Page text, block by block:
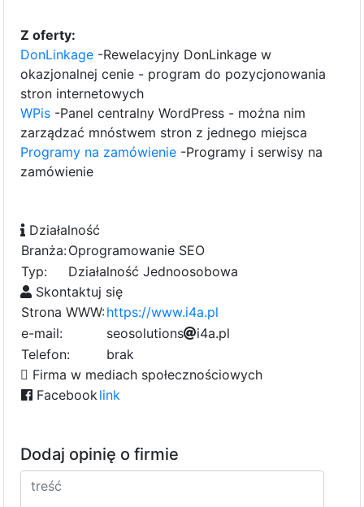
Z oferty:
DonLinkage -Rewelacyjny DonLinkage w
okazjonalnej cenie - program do pozycjonowania
stron internetowych
WPis -Panel centralny WordPress - można nim
zarządzać mnóstwem stron z jednego miejsca
Programy na zamówienie -Programy i serwisy na
zamówienie
Działalność
Branża:Oprogramowanie SEO
Typ:
Działalność Jednoosobowa
Skontaktuj się
Strona WWW:https://www.i4a.pl
e-mail:
seosolutions i4a.pl
Telefon:
brak
Firma w mediach społecznościowych
Facebook link
Dodaj opinię o firmie